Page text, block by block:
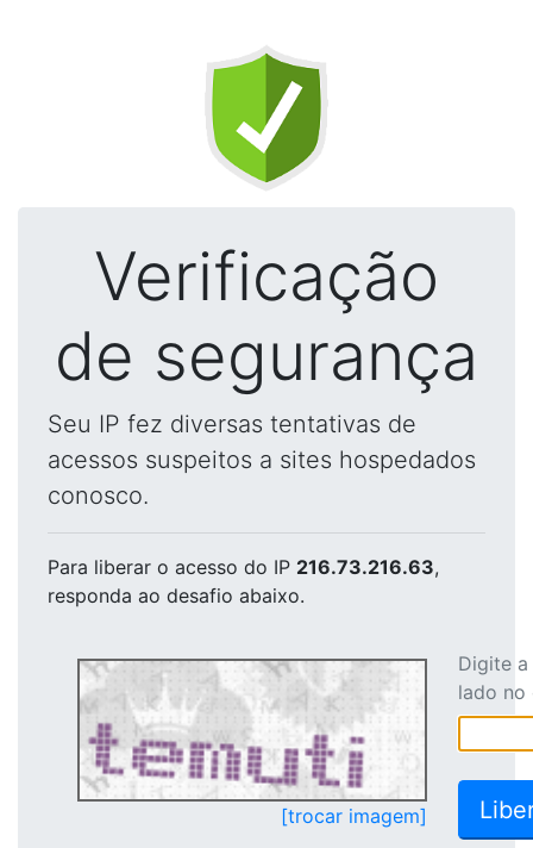
Verificação
de segurança
Seu IP fez diversas tentativas de
acessos suspeitos a sites hospedados
conosco.
Para liberar o acesso do IP 216.73.216.63,
responda ao desafio abaixo.
[trocar imagem]
Digite
lado no